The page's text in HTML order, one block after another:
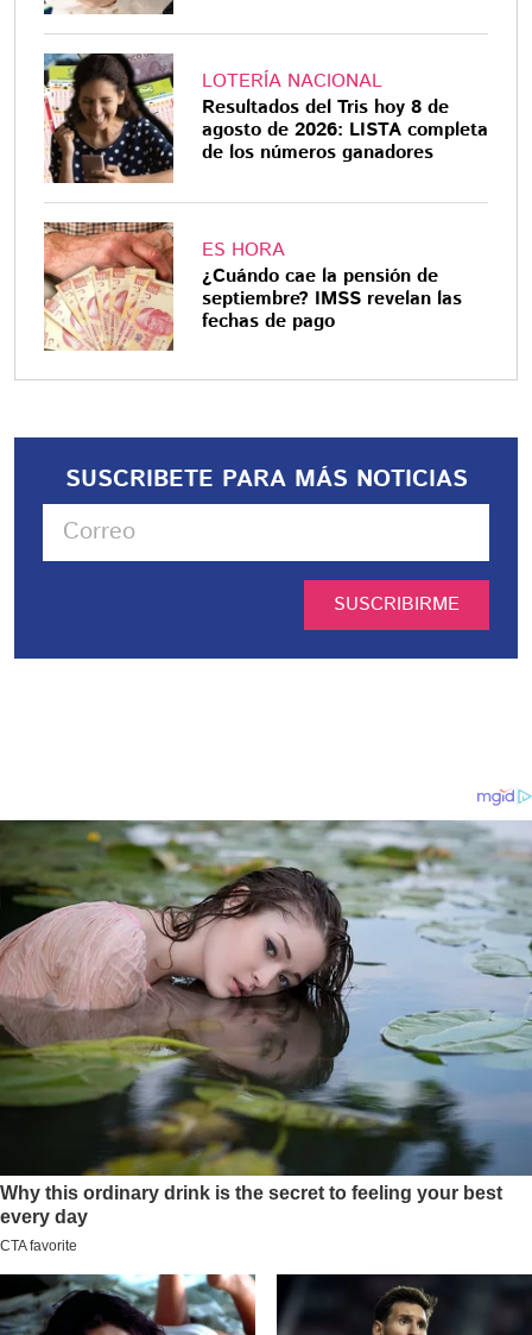
LOTERÍA NACIONAL
Resultados del Tris hoy 8 de
agosto de 2026: LISTA completa
de los números ganadores
ES HORA
¿Cuándo cae la pensión de
septiembre? IMSS revelan las
fechas de pago
SUSCRIBETE PARA MÁS NOTICIAS
SUSCRIBIRME